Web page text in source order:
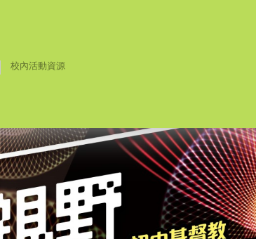
校內活動資源